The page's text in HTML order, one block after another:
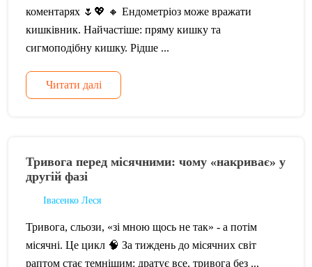
коментарях 🌷💖 🔸 Ендометріоз може вражати
кишківник. Найчастіше: пряму кишку та
сигмоподібну кишку. Рідше ...
Читати далі
Тривога перед місячними: чому «накриває» у
другій фазі
Івасенко Леся
Тривога, сльози, «зі мною щось не так» - а потім
місячні. Це цикл 🧠 За тиждень до місячних світ
раптом стає темнішим: дратує все, тривога без ...